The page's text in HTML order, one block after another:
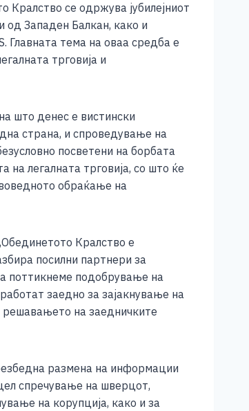
се одржува јубилејниот
од Западен Балкан, како и
Главната тема на оваа средба е
трговија и
што денес е вистински
страна, и спроведување на
посветени на борбата
легалната трговија, со што ќе
обраќање на
Кралство е
посилни партнери за
поттикнеме подобрување на
заедно за зајакнување на
решавањето на заедничките
размена на информации
спречување на шверцот,
на корупција, како и за